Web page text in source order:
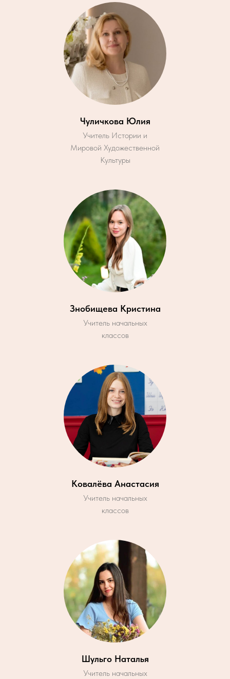
Чуличкова Юлия
Учитель Истории и
Мировой Художественной
Культуры
Знобищева Кристина
Учитель начальных
классов
Ковалёва Анастасия
Учитель начальных
классов
Шульго Наталья
Учитель начальных